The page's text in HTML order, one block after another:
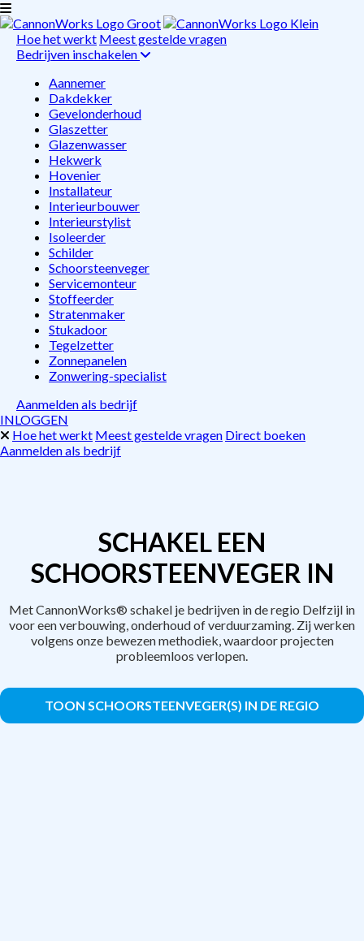
Hoe het werkt Meest gestelde vragen
Bedrijven inschakelen
Aannemer
Dakdekker
Gevelonderhoud
Glaszetter
Glazenwasser
Hekwerk
Hovenier
Installateur
Interieurbouwer
Interieurstylist
Isoleerder
Schilder
Schoorsteenveger
Servicemonteur
Stoffeerder
Stratenmaker
Stukadoor
Tegelzetter
Zonnepanelen
Zonwering-specialist
Aanmelden als bedrijf
INLOGGEN
Hoe het werkt Meest gestelde vragen Direct boeken
Aanmelden als bedrijf
SCHAKEL EEN
SCHOORSTEENVEGER IN
Met CannonWorks® schakel je bedrijven in de regio Delfzijl in
voor een verbouwing, onderhoud of verduurzaming. Zij werken
volgens onze bewezen methodiek, waardoor projecten
probleemloos verlopen.
TOON SCHOORSTEENVEGER(S) IN DE REGIO